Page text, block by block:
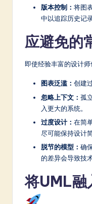
版本控制： 将图
中以追踪历史记录
应避免的
即使经验丰富的设计师
图表泛滥： 创建
忽略上下文： 孤
入更大的系统。
过度设计： 在简
尽可能保持设计简
脱节的模型： 确
的差异会导致技
将UML融